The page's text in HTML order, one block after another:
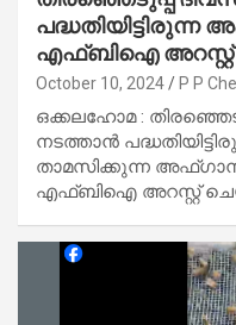
എഫ്ബിഐ
October 10, 2024 P P
ഒക്കലഹോമ :
നടത്താൻ
താമസിക്കുന്ന
എഫ്ബിഐ അറസ്റ്റ്